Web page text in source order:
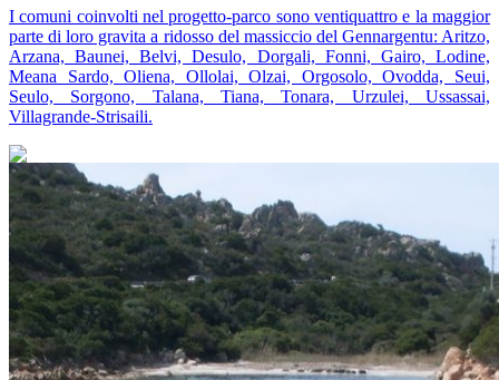
I comuni coinvolti nel progetto-parco sono ventiquattro e la maggior
parte di loro gravita a ridosso del massiccio del Gennargentu: Aritzo,
Arzana, Baunei, Belvi, Desulo, Dorgali, Fonni, Gairo, Lodine,
Meana Sardo, Oliena, Ollolai, Olzai, Orgosolo, Ovodda, Seui,
Seulo, Sorgono, Talana, Tiana, Tonara, Urzulei, Ussassai,
Villagrande-Strisaili.